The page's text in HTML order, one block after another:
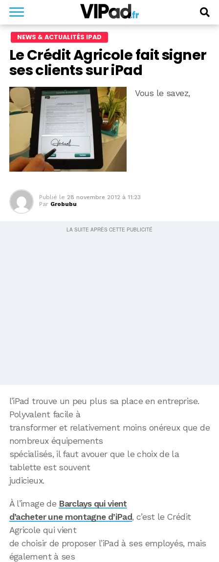
NEWS & ACTUALITÉS IPAD
Le Crédit Agricole fait signer
ses clients sur iPad
Vous le savez,
Publié le 28 novembre 2012 à 11:23
Par Grobubu
l’iPad trouve un peu plus sa place en entreprise.
Polyvalent facile à
transformer et relativement moins onéreux que de
nombreux équipements
spécialisés, il faut avouer que le choix de la
tablette est souvent
judicieux.
À l’image de Barclays qui vient
d’acheter une montagne d’iPad, c’est le Crédit
Agricole qui vient
de choisir de proposer l’iPad à ses employés, mais
également à ses